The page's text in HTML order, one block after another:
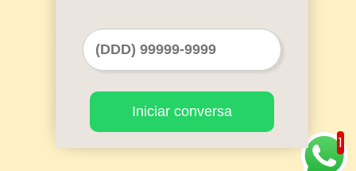
Contato
Mapa do site
1
Iniciar conversa